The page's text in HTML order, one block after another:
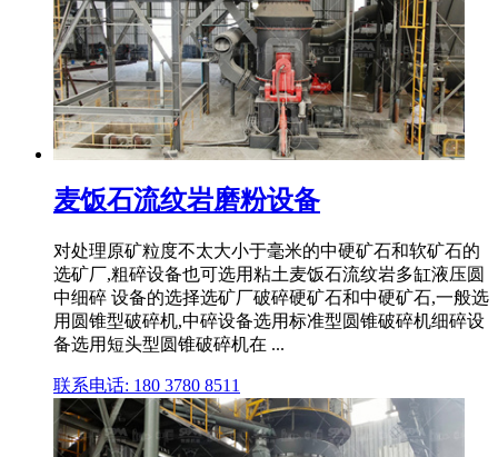
麦饭石流纹岩磨粉设备
对处理原矿粒度不太大小于毫米的中硬矿石和软矿石的
选矿厂,粗碎设备也可选用粘土麦饭石流纹岩多缸液压圆
中细碎 设备的选择选矿厂破碎硬矿石和中硬矿石,一般选
用圆锥型破碎机,中碎设备选用标准型圆锥破碎机细碎设
备选用短头型圆锥破碎机在 ...
联系电话: 180 3780 8511